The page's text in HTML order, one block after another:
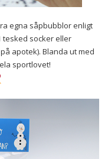
egna såpbubblor enligt
tesked socker eller
apotek). Blanda ut med
sportlovet!